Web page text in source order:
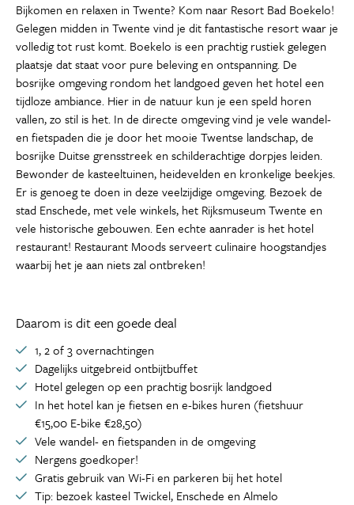
Bijkomen en relaxen in Twente? Kom naar Resort Bad Boekelo!
Gelegen midden in Twente vind je dit fantastische resort waar je
volledig tot rust komt. Boekelo is een prachtig rustiek gelegen
plaatsje dat staat voor pure beleving en ontspanning. De
bosrijke omgeving rondom het landgoed geven het hotel een
tijdloze ambiance. Hier in de natuur kun je een speld horen
vallen, zo stil is het. In de directe omgeving vind je vele wandel-
en fietspaden die je door het mooie Twentse landschap, de
bosrijke Duitse grensstreek en schilderachtige dorpjes leiden.
Bewonder de kasteeltuinen, heidevelden en kronkelige beekjes.
Er is genoeg te doen in deze veelzijdige omgeving. Bezoek de
stad Enschede, met vele winkels, het Rijksmuseum Twente en
vele historische gebouwen. Een echte aanrader is het hotel
restaurant! Restaurant Moods serveert culinaire hoogstandjes
waarbij het je aan niets zal ontbreken!
Daarom is dit een goede deal
1, 2 of 3 overnachtingen
Dagelijks uitgebreid ontbijtbuffet
Hotel gelegen op een prachtig bosrijk landgoed
In het hotel kan je fietsen en e-bikes huren (fietshuur
€15,00 E-bike €28,50)
Vele wandel- en fietspanden in de omgeving
Nergens goedkoper!
Gratis gebruik van Wi-Fi en parkeren bij het hotel
Tip: bezoek kasteel Twickel, Enschede en Almelo